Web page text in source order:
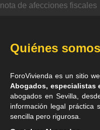
nota de afecciones fiscales
Quiénes somos
ForoVivienda es un sitio
Abogados, especialistas
abogados en Sevilla ,
información legal práctica
sencilla pero rigurosa.